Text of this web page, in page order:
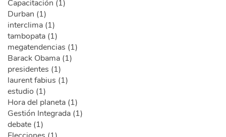
Capacitación (1)
Durban (1)
interclima (1)
tambopata (1)
megatendencias (1)
Barack Obama (1)
presidentes (1)
laurent fabius (1)
estudio (1)
Hora del planeta (1)
Gestión Integrada (1)
debate (1)